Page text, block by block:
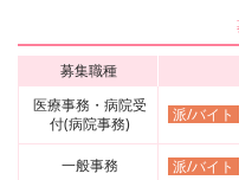
募集職種
医療事務・病院受
付(病院事務)
派/バイト
一般事務 派/バイト